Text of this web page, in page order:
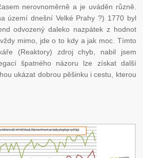
nerovnoměrně a je uváděn různě.
území dnešní Velké Prahy ?) 1770 byl
odvozený daleko nazpátek z hodnot
mimo, jde o to kdy a jak moc. Tímto
(Reaktory) zdroj chyb, nabil jsem
špatného názoru lze získat další
ukázat dobrou pěšinku i cestu, kterou